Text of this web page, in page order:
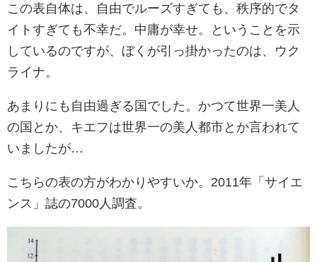
この表自体は、自由でルーズすぎても、秩序的でタ
イトすぎても不幸だ。中庸が幸せ。ということを示
しているのですが、ぼくが引っ掛かったのは、ウク
ライナ。
あまりにも自由過ぎる国でした。かつて世界一美人
の国とか、キエフは世界一の美人都市とか言われて
いましたが…
こちらの表の方がわかりやすいか。2011年「サイエ
ンス」誌の7000人調査。